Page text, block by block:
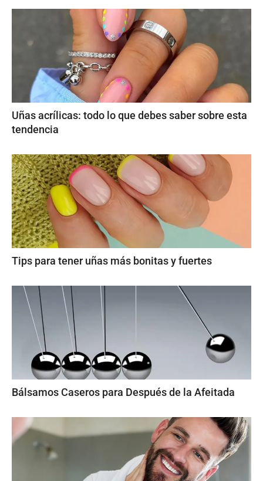
Uñas acrílicas: todo lo que debes saber sobre esta
tendencia
Tips para tener uñas más bonitas y fuertes
Bálsamos Caseros para Después de la Afeitada